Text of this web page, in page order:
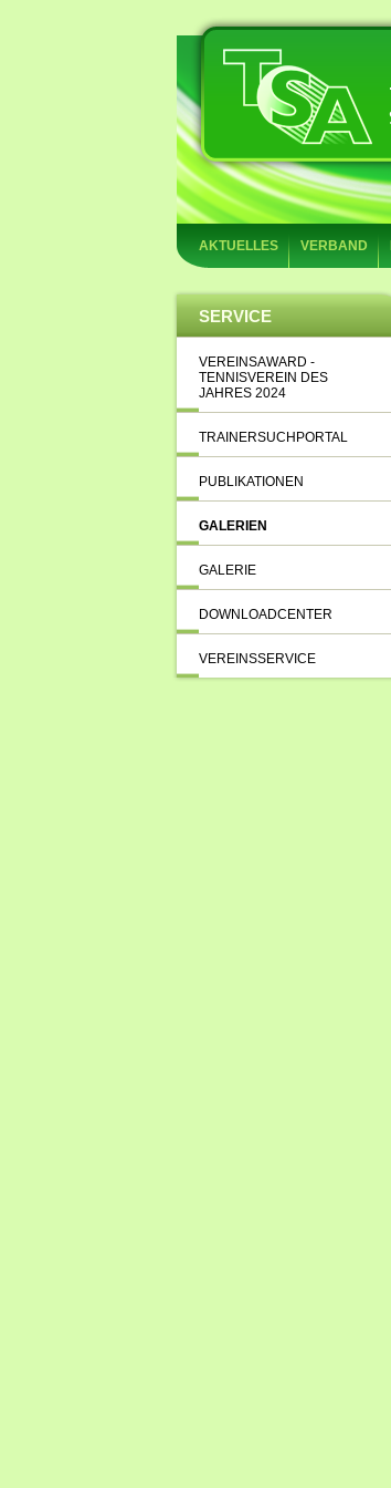
AKTUELLES VERBAND
SERVICE
VEREINSAWARD -
TENNISVEREIN DES
JAHRES 2024
TRAINERSUCHPORTAL
PUBLIKATIONEN
GALERIEN
GALERIE
DOWNLOADCENTER
VEREINSSERVICE